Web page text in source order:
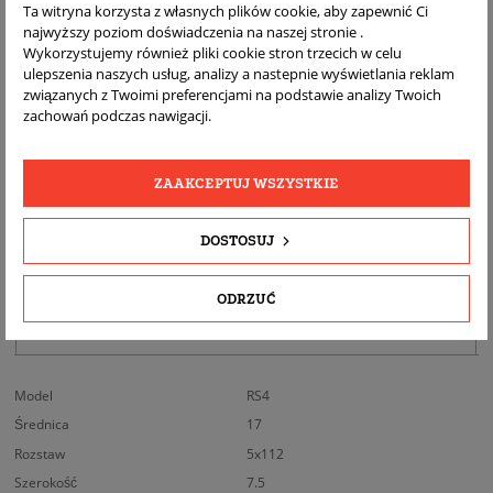
DARMOWA
WYSYŁKA
BEZPŁATNY
REALNE
SZCZEGÓŁY PRODUKTU
DOPASOWANIE
Model
RS4
Średnica
17
Rozstaw
5x112
Szerokość
7.5
Ta witryna korzysta z własnych plików cookie, aby zapewnić Ci
najwyższy poziom doświadczenia na naszej stronie .
Wykorzystujemy również pliki cookie stron trzecich w celu
ulepszenia naszych usług, analizy a nastepnie wyświetlania reklam
związanych z Twoimi preferencjami na podstawie analizy Twoich
zachowań podczas nawigacji.
ODRZUĆ
DOSTOSUJ
ZAAKCEPTUJ WSZYSTKIE